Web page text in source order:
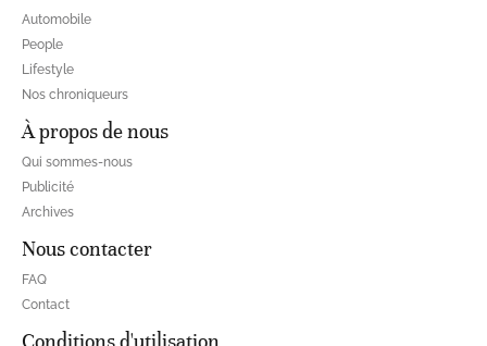
Automobile
People
Lifestyle
Nos chroniqueurs
À propos de nous
Qui sommes-nous
Publicité
Archives
Nous contacter
FAQ
Contact
Conditions d'utilisation